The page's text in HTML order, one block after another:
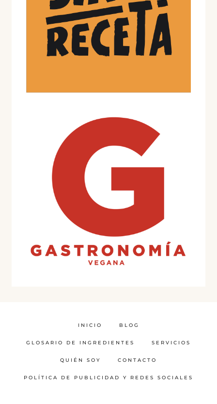
INICIO BLOG
GLOSARIO DE INGREDIENTES SERVICIOS
QUIÉN SOY CONTACTO
POLÍTICA DE PUBLICIDAD Y REDES SOCIALES